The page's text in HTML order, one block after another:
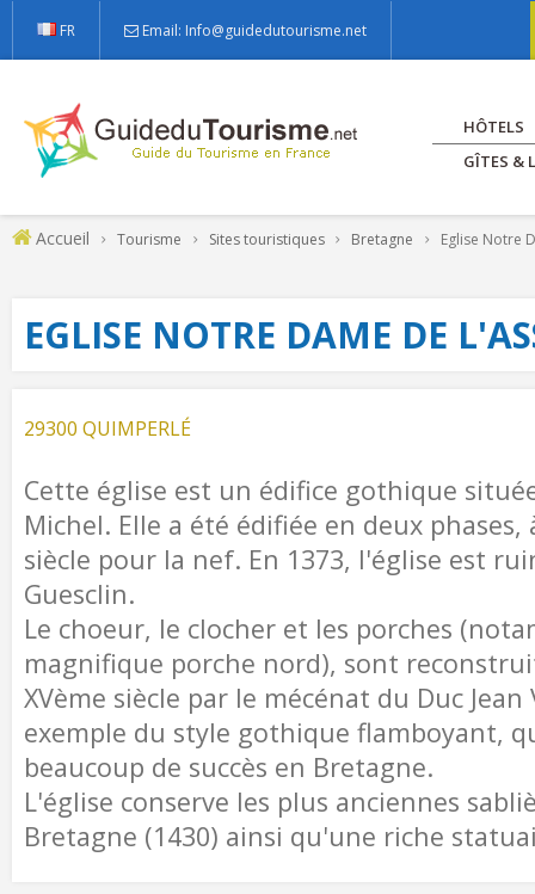
FR Email: Info@guidedutourisme.net
HÔTELS
GÎTES &
Accueil Tourisme Sites touristiques Bretagne Eglise Notre
EGLISE NOTRE DAME DE
29300 QUIMPERLÉ
Cette église est un édifice gothique
Michel. Elle a été édifiée en deux phases,
siècle pour la nef. En 1373, l'église est
Guesclin.
Le choeur, le clocher et les porches
magnifique porche nord), sont
XVème siècle par le mécénat du Duc
exemple du style gothique flamboyant,
beaucoup de succès en Bretagne.
L'église conserve les plus anciennes
Bretagne (1430) ainsi qu'une riche